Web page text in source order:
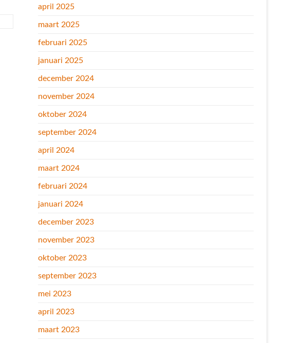
april 2025
maart 2025
februari 2025
januari 2025
december 2024
november 2024
oktober 2024
september 2024
april 2024
maart 2024
februari 2024
januari 2024
december 2023
november 2023
oktober 2023
september 2023
mei 2023
april 2023
maart 2023